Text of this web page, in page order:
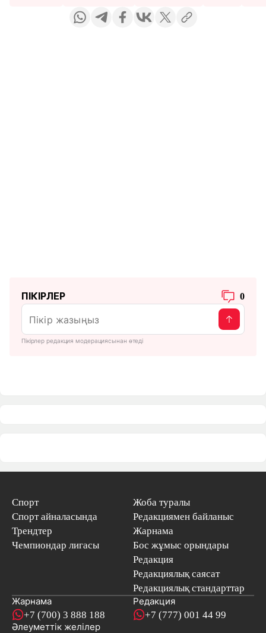
ПІКІРЛЕР 0
Пікірлер редакция модерациясынан өтеді
Спорт
Спорт айналасында
Трендтер
Чемпиондар лигасы
Жоба туралы
Редакциямен байланыс
Жарнама
Бос жұмыс орындары
Редакция
Редакциялық саясат
Редакциялық стандарттар
Жарнама
+7 (700) 3 888 188
Редакция
+7 (777) 001 44 99
Әлеуметтік желілер